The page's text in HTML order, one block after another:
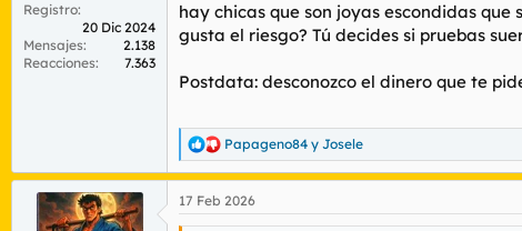
Registro
20 Dic 2024
Mensajes
2.138
Reacciones
7.363
hay chicas que son joyas escondidas
gusta el riesgo? Tú decides si pruebas
Postdata: desconozco el dinero que te
R
e
a
c
c
Papageno84 y Josele
17 Feb 2026